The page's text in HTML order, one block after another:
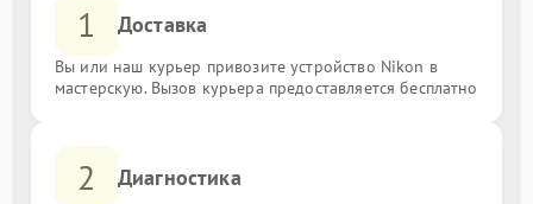
1 Доставка
Вы или наш курьер привозите устройство Nikon в
мастерскую. Вызов курьера предоставляется бесплатно
2 Диагностика